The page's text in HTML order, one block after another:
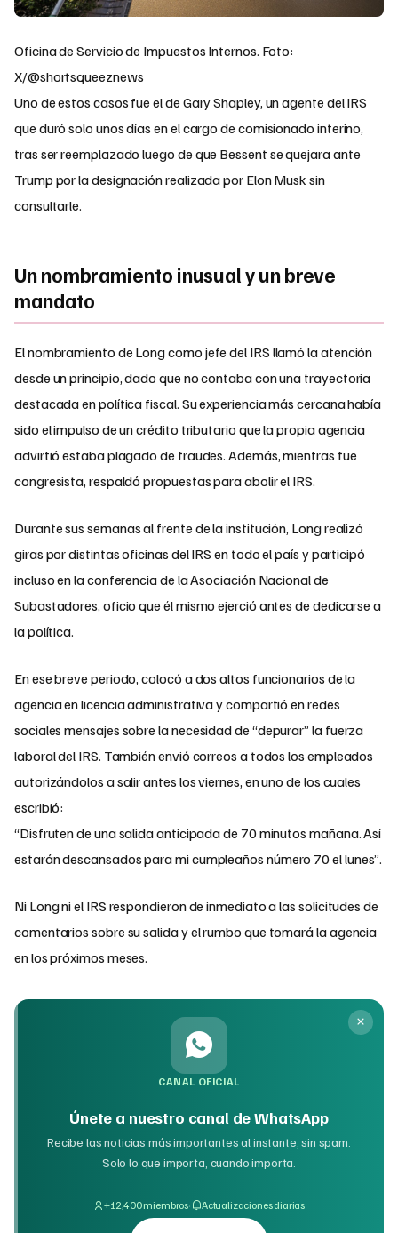
Oficina de Servicio de Impuestos Internos. Foto:
X/@shortsqueeznews
Uno de estos casos fue el de Gary Shapley, un agente del IRS
que duró solo unos días en el cargo de comisionado interino,
tras ser reemplazado luego de que Bessent se quejara ante
Trump por la designación realizada por Elon Musk sin
consultarle.
Un nombramiento inusual y un breve
mandato
El nombramiento de Long como jefe del IRS llamó la atención
desde un principio, dado que no contaba con una trayectoria
destacada en política fiscal. Su experiencia más cercana había
sido el impulso de un crédito tributario que la propia agencia
advirtió estaba plagado de fraudes. Además, mientras fue
congresista, respaldó propuestas para abolir el IRS.
Durante sus semanas al frente de la institución, Long realizó
giras por distintas oficinas del IRS en todo el país y participó
incluso en la conferencia de la Asociación Nacional de
Subastadores, oficio que él mismo ejerció antes de dedicarse a
la política.
En ese breve periodo, colocó a dos altos funcionarios de la
agencia en licencia administrativa y compartió en redes
sociales mensajes sobre la necesidad de “depurar” la fuerza
laboral del IRS. También envió correos a todos los empleados
autorizándolos a salir antes los viernes, en uno de los cuales
escribió:
“Disfruten de una salida anticipada de 70 minutos mañana. Así
estarán descansados para mi cumpleaños número 70 el lunes”.
Ni Long ni el IRS respondieron de inmediato a las solicitudes de
comentarios sobre su salida y el rumbo que tomará la agencia
en los próximos meses.
CANAL OFICIAL
Únete a nuestro canal de WhatsApp
Recibe las noticias más importantes al instante, sin spam.
Solo lo que importa, cuando importa.
+12,400 miembros· Actualizaciones diarias